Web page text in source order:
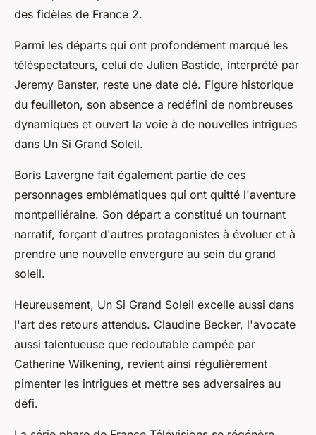
des fidèles de France 2.
Parmi les départs qui ont profondément marqué les
téléspectateurs, celui de Julien Bastide, interprété par
Jeremy Banster, reste une date clé. Figure historique
du feuilleton, son absence a redéfini de nombreuses
dynamiques et ouvert la voie à de nouvelles intrigues
dans Un Si Grand Soleil.
Boris Lavergne fait également partie de ces
personnages emblématiques qui ont quitté l'aventure
montpelliéraine. Son départ a constitué un tournant
narratif, forçant d'autres protagonistes à évoluer et à
prendre une nouvelle envergure au sein du grand
soleil.
Heureusement, Un Si Grand Soleil excelle aussi dans
l'art des retours attendus. Claudine Becker, l'avocate
aussi talentueuse que redoutable campée par
Catherine Wilkening, revient ainsi régulièrement
pimenter les intrigues et mettre ses adversaires au
défi.